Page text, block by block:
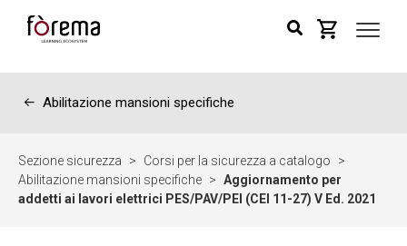
← Abilitazione mansioni specifiche
Sezione sicurezza > Corsi per la sicurezza a catalogo
>
Abilitazione mansioni specifiche > Aggiornamento per
addetti ai lavori elettrici PES/PAV/PEI (CEI 11-27) V Ed. 2021